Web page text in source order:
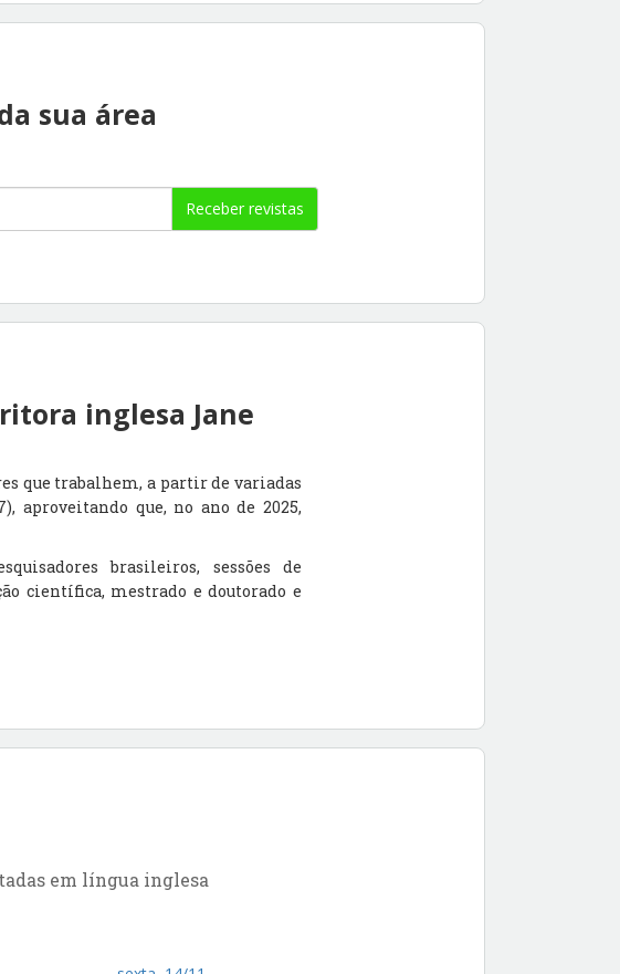
sua área
Receber revistas
inglesa Jane
que trabalhem, a partir de variadas
aproveitando que, no ano de 2025,
brasileiros, sessões de
científica, mestrado e doutorado e
em língua inglesa